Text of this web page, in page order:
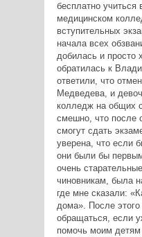
бесплатно учиться
медицинском
вступительных
начала всех
добилась и просто
обратилась к
ответили, что
Медведева, и
колледж на общих
смешно, что после
смогут сдать
уверена, что если
они были бы
очень
чиновникам, была
где мне сказали:
дома». После
обращаться, если
помочь моим детям